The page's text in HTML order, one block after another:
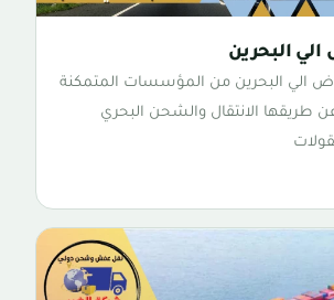
البحرين
الي البحرين من المؤسسات المتمكنة
طريقها الانتقال والشحن البحري